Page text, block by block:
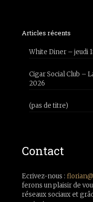
Articles récents
White Diner – jeudi
Cigar Social Club –
2026
(pas de titre)
Contact
Ecrivez-nous :
ferons un plaisir de
réseaux sociaux et